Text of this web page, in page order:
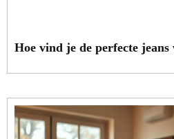
Hoe vind je de perfecte